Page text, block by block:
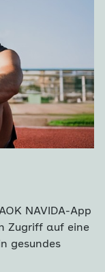
NAVIDA-App
Zugriff auf eine
gesundes